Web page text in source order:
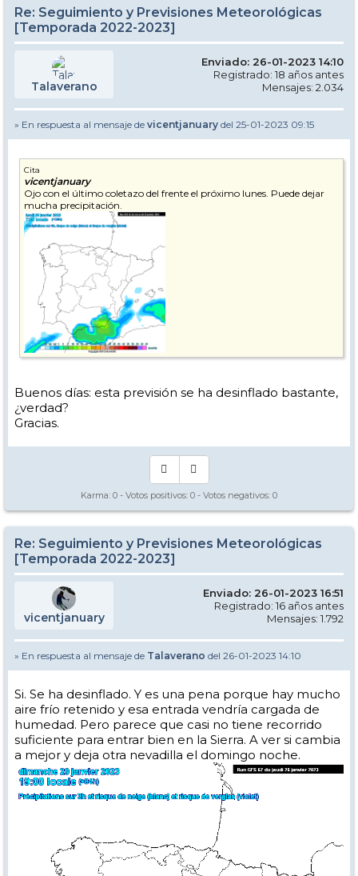
Re: Seguimiento y Previsiones Meteorológicas
[Temporada 2022-2023]
Talaverano
Enviado: 26-01-2023 14:10
Registrado: 18 años antes
Mensajes: 2.034
» En respuesta al mensaje de vicentjanuary del 25-01-2023 09:15
Cita
vicentjanuary
Ojo con el último coletazo del frente el próximo lunes. Puede dejar
mucha precipitación.
Buenos días: esta previsión se ha desinflado bastante,
¿verdad?
Gracias.
Karma: 0 - Votos positivos: 0 - Votos negativos: 0
Re: Seguimiento y Previsiones Meteorológicas
[Temporada 2022-2023]
vicentjanuary
Enviado: 26-01-2023 16:51
Registrado: 16 años antes
Mensajes: 1.792
» En respuesta al mensaje de Talaverano del 26-01-2023 14:10
Si. Se ha desinflado. Y es una pena porque hay mucho
aire frío retenido y esa entrada vendría cargada de
humedad. Pero parece que casi no tiene recorrido
suficiente para entrar bien en la Sierra. A ver si cambia
a mejor y deja otra nevadilla el domingo noche.